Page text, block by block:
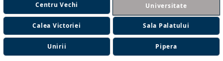
Centru Vechi Universitate
Calea Victoriei Sala Palatului
Unirii Pipera